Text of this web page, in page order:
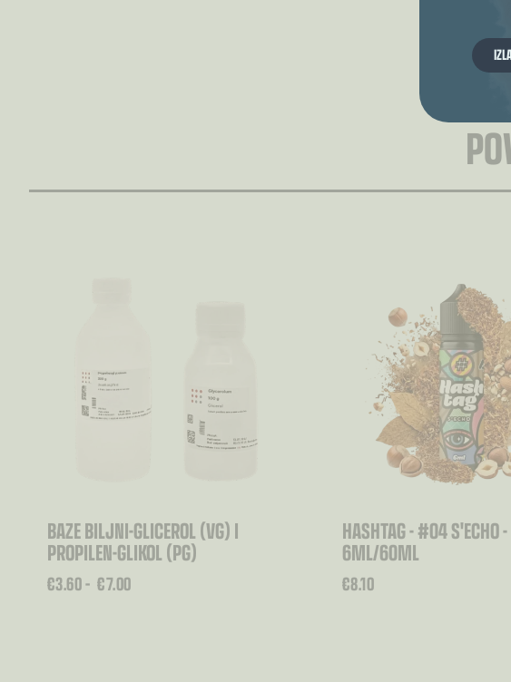
BAZE BILJNI-GLICEROL (VG) I
PROPILEN-GLIKOL (PG)
€3.60– €7.00
RASPON
HASHTAG - #04 S'ECHO -
6ML/60ML
€8.10